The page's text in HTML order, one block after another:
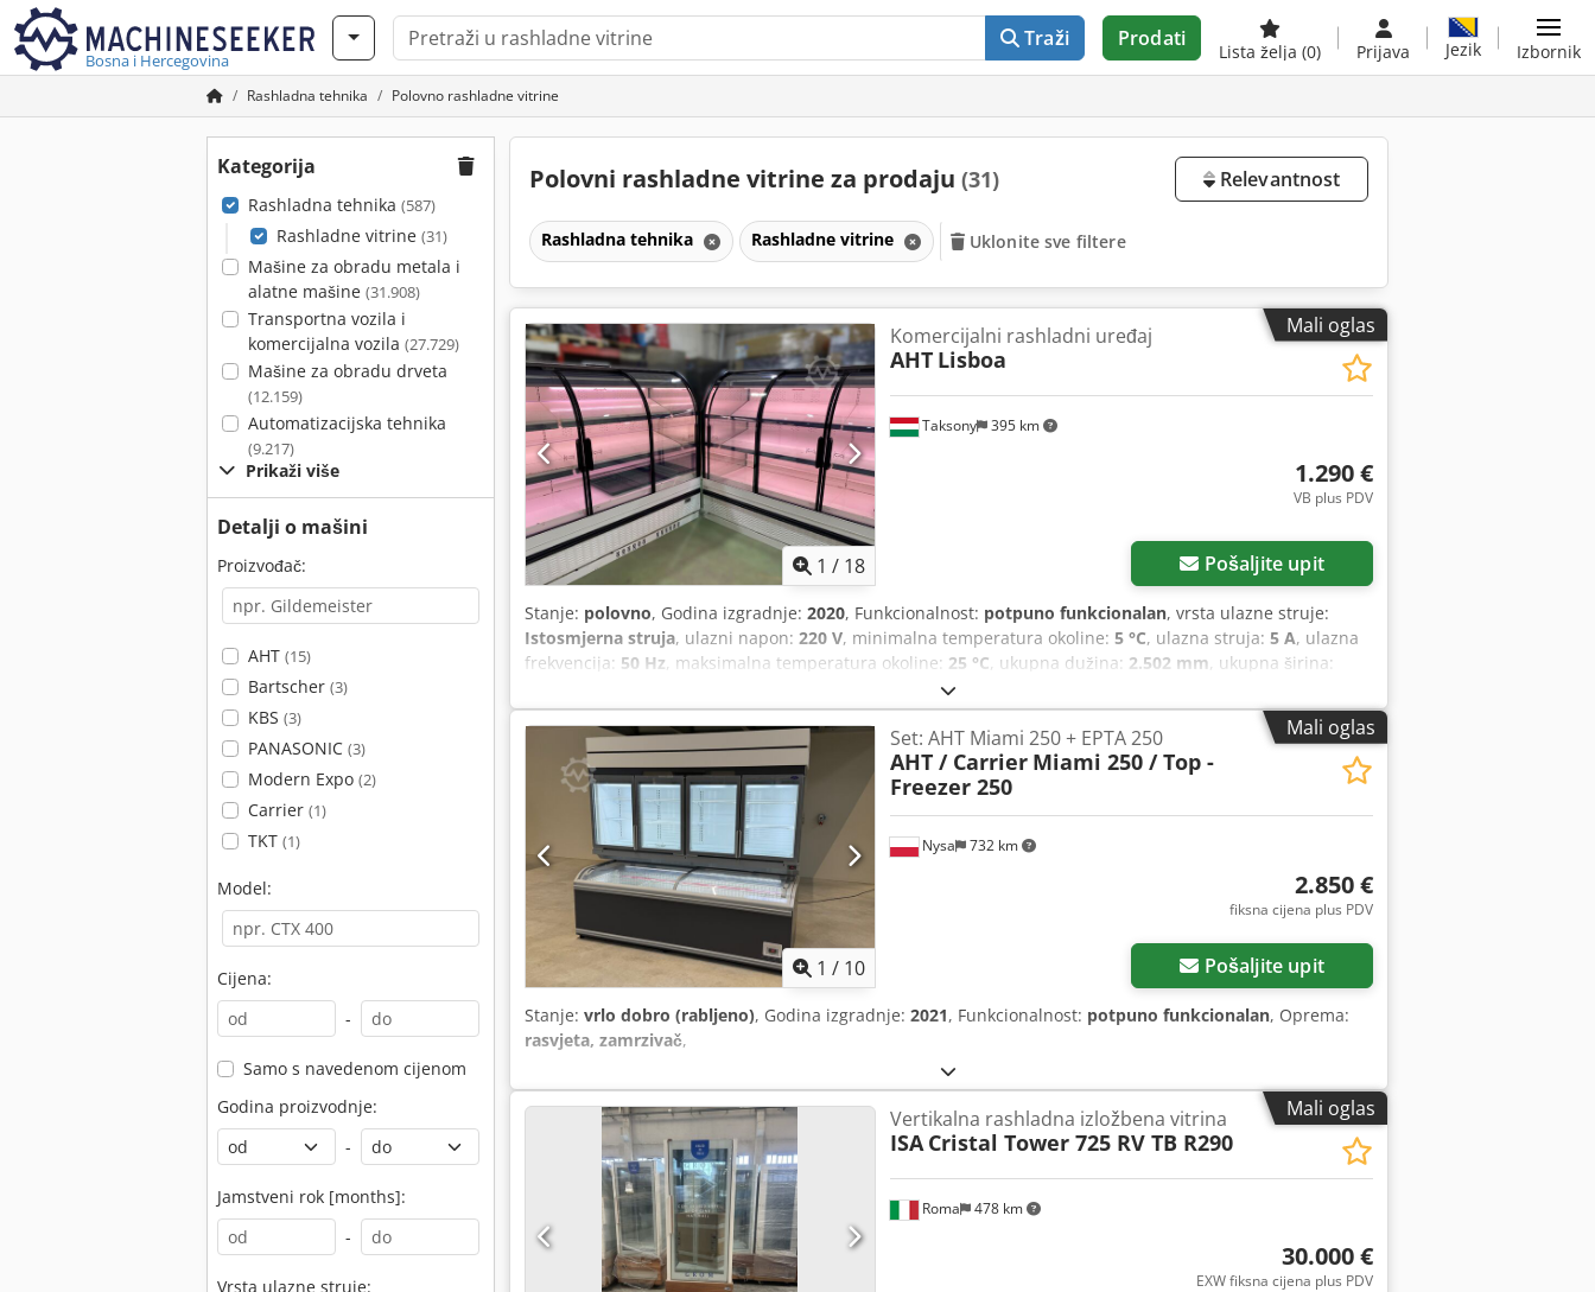
Bosna i Hercegovina
Traži Prodati
Lista želja (0) Prijava Jezik Izbornik
Rashladna tehnika Polovno rashladne vitrine
Kategorija
Rashladna tehnika (587)
Rashladne vitrine (31)
Mašine za obradu metala i
alatne mašine (31.908)
Transportna vozila i
komercijalna vozila (27.729)
Mašine za obradu drveta
(12.159)
Automatizacijska tehnika
(9.217)
Prikaži više
Detalji o mašini
Proizvođač:
AHT (15)
Bartscher (3)
KBS (3)
PANASONIC (3)
Modern Expo (2)
Carrier (1)
TKT (1)
Model:
Cijena:
-
Samo s navedenom cijenom
Godina proizvodnje:
-
Jamstveni rok [months]:
-
Vrsta ulazne struje:
Polovni rashladne vitrine za prodaju (31) Relevantnost
Rashladna tehnika Rashladne vitrine Uklonite sve filtere
Mali oglas
1 / 18
Taksony 395 km
Komercijalni rashladni uređaj
AHT Lisboa
1.290 €
VB plus PDV
Pošaljite upit
Stanje: polovno, Godina izgradnje: 2020, Funkcionalnost: potpuno funkcionalan, vrsta ulazne struje:
Istosmjerna struja, ulazni napon: 220 V, minimalna temperatura okoline: 5 °C, ulazna struja: 5 A, ulazna
frekvencija: 50 Hz, maksimalna temperatura okoline: 25 °C, ukupna dužina: 2.502 mm, ukupna širina:
, unutrašnja dužina:
zrak, Oprema:rasvjeta,
Mali oglas
1 / 10
Nysa 732 km
Set: AHT Miami 250 + EPTA 250
AHT / Carrier Miami 250 / Top -
Freezer 250
2.850 €
fiksna cijena plus PDV
Pošaljite upit
Stanje: vrlo dobro (rabljeno), Godina izgradnje: 2021, Funkcionalnost: potpuno funkcionalan, Oprema:
rasvjeta, zamrzivač,
Mali oglas
Roma 478 km
Vertikalna rashladna izložbena vitrina
ISA Cristal Tower 725 RV TB R290
30.000 €
EXW fiksna cijena plus PDV